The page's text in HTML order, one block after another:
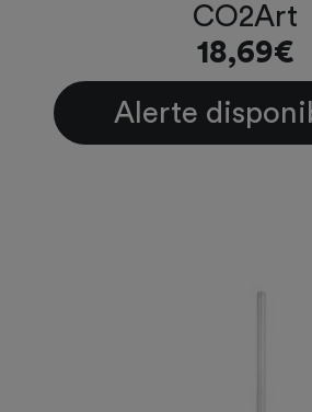
CO2Art
18,69€
Alerte